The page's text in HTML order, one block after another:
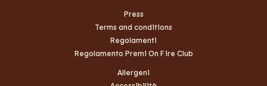
Press
Terms and conditions
Regolamenti
Regolamento Premi On Fire Club
Allergeni